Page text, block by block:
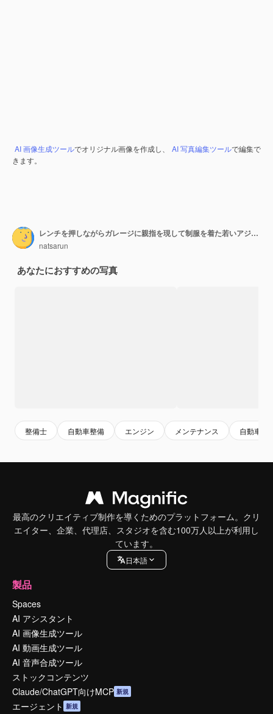
AI 画像生成ツールでオリジナル画像を作成し、 AI 写真編集ツールで編集で
きます。
レンチを押しながらガレージに親指を現して制服を着た若いアジア自動車整備士。
natsarun
あなたにおすすめの写真
整備士 自動車整備 エンジン メンテナンス 自動車
最高のクリエイティブ制作を導くためのプラットフォーム。クリ
エイター、企業、代理店、スタジオを含む100万人以上が利用し
ています。
日本語
製品
Spaces
AI アシスタント
AI 画像生成ツール
AI 動画生成ツール
AI 音声合成ツール
ストックコンテンツ
Claude/ChatGPT向けMCP 新規
エージェント 新規